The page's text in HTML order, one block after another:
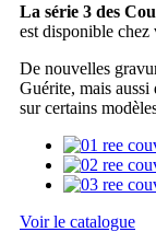
La série 3 des
est disponible chez
De nouvelles
Guérite, mais aussi
sur certains
Voir le catalogue